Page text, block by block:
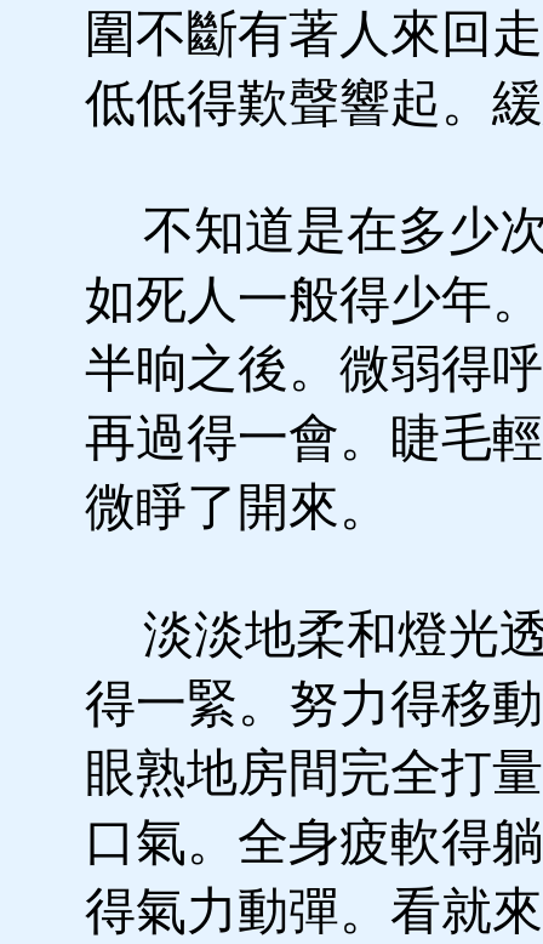
圍不斷有著人來回
低低得歎聲響起。
不知道是在多少
如死人一般得少年
半晌之後。微弱得
再過得一會。睫毛
微睜了開來。
淡淡地柔和燈光
得一緊。努力得移
眼熟地房間完全打
口氣。全身疲軟得
得氣力動彈。看就